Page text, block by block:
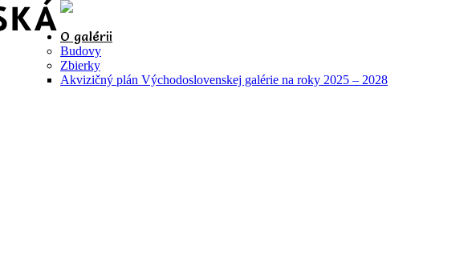
O galérii
Budovy
Zbierky
Akvizičný plán Východoslovenskej galérie na roky 2025 – 2028